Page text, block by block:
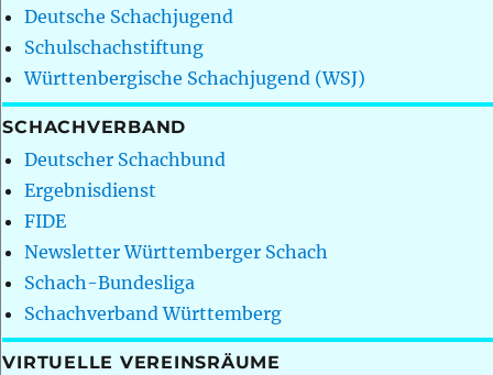
Deutsche Schachjugend
Schulschachstiftung
Württenbergische Schachjugend (WSJ)
SCHACHVERBAND
Deutscher Schachbund
Ergebnisdienst
FIDE
Newsletter Württemberger Schach
Schach-Bundesliga
Schachverband Württemberg
VIRTUELLE VEREINSRÄUME